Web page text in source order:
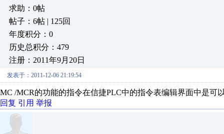
求助：0帖
帖子：6帖 | 125回
年度积分：0
历史总积分：479
注册：2011年9月20日
发表于：2011-12-06 21:19:54
MC /MCR的功能的指令在信捷PLC中的指令表编辑界面中是可
回复 引用 举报